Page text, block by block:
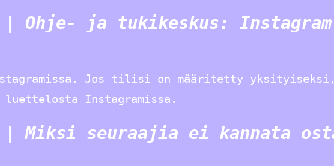
Ohje- ja tukikeskus:
Jos tilisi on määritetty
Instagramissa.
| Miksi seuraajia ei kannata